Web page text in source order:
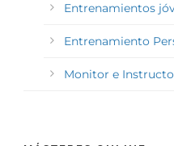
Entrenamientos
Entrenamiento
Monitor e